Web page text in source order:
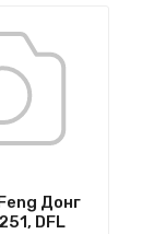
Донг
DFL